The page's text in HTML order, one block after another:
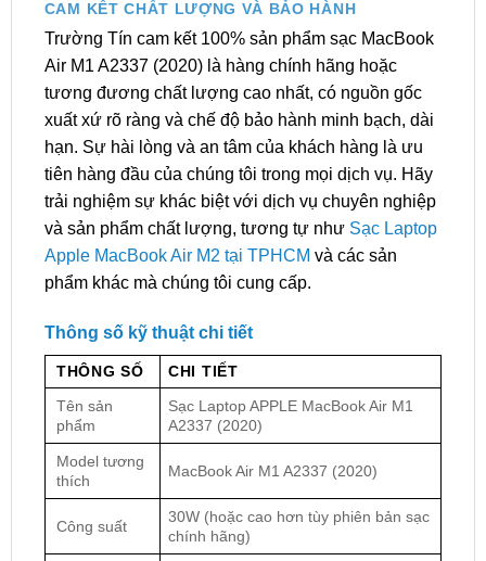
CAM KẾT CHẤT LƯỢNG VÀ BẢO HÀNH
Trường Tín cam kết 100% sản phẩm sạc MacBook
Air M1 A2337 (2020) là hàng chính hãng hoặc
tương đương chất lượng cao nhất, có nguồn gốc
xuất xứ rõ ràng và chế độ bảo hành minh bạch, dài
hạn. Sự hài lòng và an tâm của khách hàng là ưu
tiên hàng đầu của chúng tôi trong mọi dịch vụ. Hãy
trải nghiệm sự khác biệt với dịch vụ chuyên nghiệp
và sản phẩm chất lượng, tương tự như Sạc Laptop
Apple MacBook Air M2 tại TPHCM và các sản
phẩm khác mà chúng tôi cung cấp.
Thông số kỹ thuật chi tiết
THÔNG SỐ
CHI TIẾT
Tên sản
phẩm
Sạc Laptop APPLE MacBook Air M1
A2337 (2020)
Model tương
thích
MacBook Air M1 A2337 (2020)
Công suất
30W (hoặc cao hơn tùy phiên bản sạc
chính hãng)